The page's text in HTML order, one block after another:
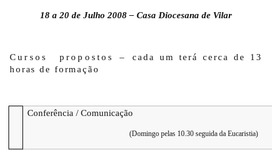
18 a 20 de Julho 2008 – Casa Diocesana de Vilar
Cursos propostos –cada um terá cerca de 13
horas de formação
Conferência / Comunicação
(Domingo pelas 10.30 seguida da Eucaristia)